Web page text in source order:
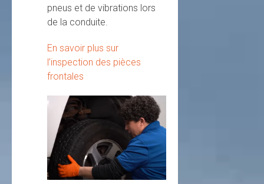
pneus et de vibrations lors
de la conduite.
En savoir plus sur
l’inspection des pièces
frontales